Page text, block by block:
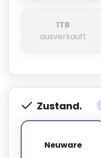
1TB
ausverkauft
1TB
Zustand.
Neuware
Neuware